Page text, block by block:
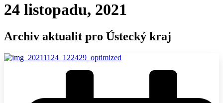
24 listopadu, 2021
Archiv aktualit pro Ústecký kraj